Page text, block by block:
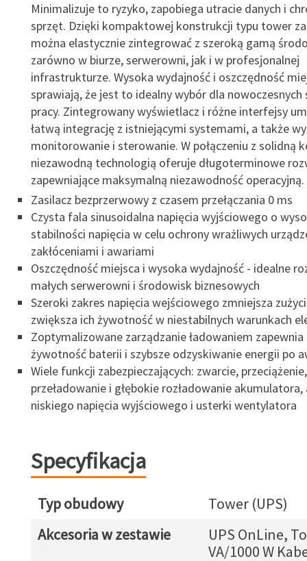
Minimalizuje to ryzyko, zapobiega utracie danych i
sprzęt. Dzięki kompaktowej konstrukcji typu tower
można elastycznie zintegrować z szeroką gamą
zarówno w biurze, serwerowni, jak i w profesjonalnej
infrastrukturze. Wysoka wydajność i oszczędność
sprawiają, że jest to idealny wybór dla
pracy. Zintegrowany wyświetlacz i różne interfejsy
łatwą integrację z istniejącymi systemami, a także
monitorowanie i sterowanie. W połączeniu z solidną
niezawodną technologią oferuje długoterminowe
zapewniające maksymalną niezawodność operacyjną.
Zasilacz bezprzerwowy z czasem przełączania 0 ms
Czysta fala sinusoidalna napięcia wyjściowego o
stabilności napięcia w celu ochrony wrażliwych
zakłóceniami i awariami
Oszczędność miejsca i wysoka wydajność - idealne
małych serwerowni i środowisk biznesowych
Szeroki zakres napięcia wejściowego zmniejsza
zwiększa ich żywotność w niestabilnych warunkach
Zoptymalizowane zarządzanie ładowaniem zapewnia
żywotność baterii i szybsze odzyskiwanie energii po
Wiele funkcji zabezpieczających: zwarcie,
przeładowanie i głębokie rozładowanie
niskiego napięcia wyjściowego i usterki wentylatora
Specyfikacja
Typ obudowy
Tower (UPS)
Akcesoria w zestawie
UPS OnLine,
VA/1000 W